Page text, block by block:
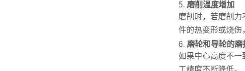
5. 磨削温度增加
磨削时，若磨削
件的热变形或烧伤
6. 磨轮和导轮的磨
如果中心高度不一